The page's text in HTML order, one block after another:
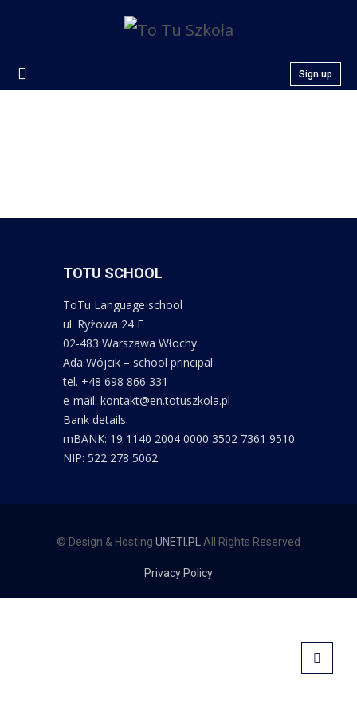
Sign up
TOTU SCHOOL
ToTu Language school
ul. Ryżowa 24 E
02-483 Warszawa Włochy
Ada Wójcik – school principal
tel. +48 698 866 331
e-mail: kontakt@en.totuszkola.pl
Bank details:
mBANK: 19 1140 2004 0000 3502 7361 9510
NIP: 522 278 5062
© Design & Hosting UNETI.PL All Rights Reserved
Privacy Policy